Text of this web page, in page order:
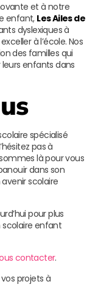
et à notre
enfant, Les Ailes de
dyslexiques à
à l’école. Nos
des familles qui
enfants dans
spécialisé
pas à
là pour vous
dans son
scolaire
pour plus
scolaire enfant
contacter.
projets à